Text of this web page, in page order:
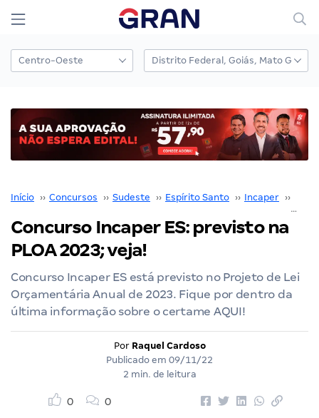
Início ›› Concursos ›› Sudeste ›› Espírito Santo ›› Incaper ››
Concurso Incaper ES: previsto na
PLOA 2023; veja!
Concurso Incaper ES está previsto no Projeto de Lei
Orçamentária Anual de 2023. Fique por dentro da
última informação sobre o certame AQUI!
Por Raquel Cardoso
Publicado em 09/11/22
2 min. de leitura
0 0